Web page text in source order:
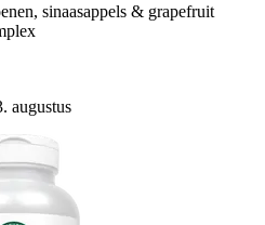
sinaasappels & grapefruit
augustus